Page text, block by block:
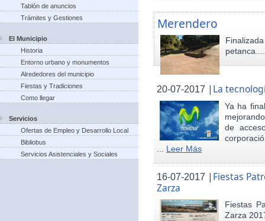
Tablón de anuncios
Trámites y Gestiones
El Municipio
Historia
Entorno urbano y monumentos
Alrededores del municipio
Fiestas y Tradiciones
Como llegar
Servicios
Ofertas de Empleo y Desarrollo Local
Bibliobus
Servicios Asistenciales y Sociales
Merendero
20-07-2017 | La
Ya ha
de
Leer Más
16-07-2017 | Fiestas
Zarza
Fiestas
Zarza